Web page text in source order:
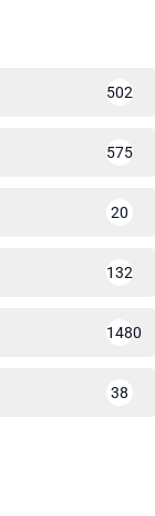
502
575
20
132
1480
38